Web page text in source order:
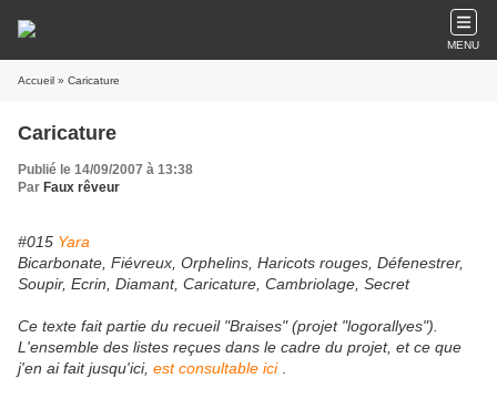
MENU
Accueil » Caricature
Caricature
Publié le 14/09/2007 à 13:38
Par Faux rêveur
#015 Yara
Bicarbonate, Fiévreux, Orphelins, Haricots rouges, Défenestrer,
Soupir, Ecrin, Diamant, Caricature, Cambriolage, Secret
Ce texte fait partie du recueil "Braises" (projet "logorallyes").
L'ensemble des listes reçues dans le cadre du projet, et ce que
j'en ai fait jusqu'ici, est consultable ici.